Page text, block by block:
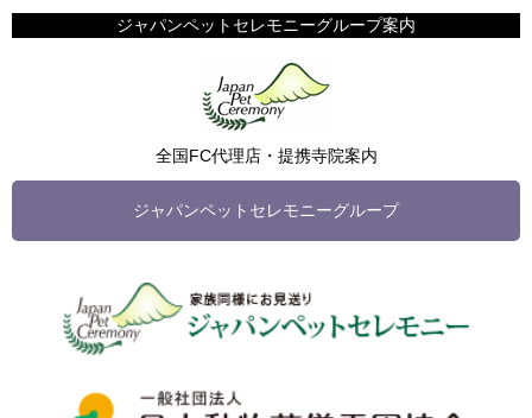
ジャパンペットセレモニーグループ案内
全国FC代理店・提携寺院案内
ジャパンペットセレモニーグループ